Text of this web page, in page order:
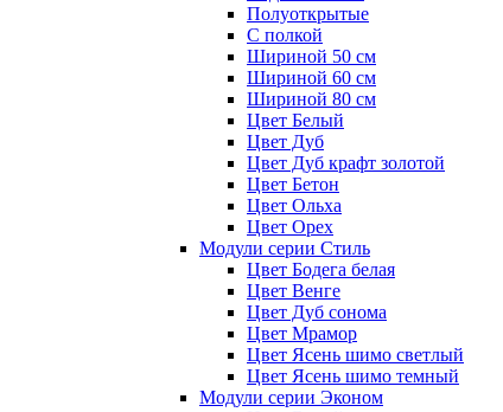
Полуоткрытые
С полкой
Шириной 50 см
Шириной 60 см
Шириной 80 см
Цвет Белый
Цвет Дуб
Цвет Дуб крафт золотой
Цвет Бетон
Цвет Ольха
Цвет Орех
Модули серии Стиль
Цвет Бодега белая
Цвет Венге
Цвет Дуб сонома
Цвет Мрамор
Цвет Ясень шимо светлый
Цвет Ясень шимо темный
Модули серии Эконом